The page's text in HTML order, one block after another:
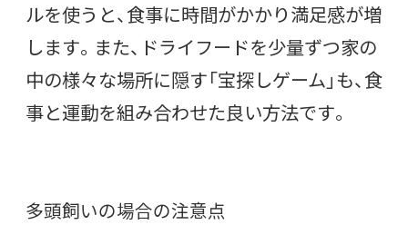
ルを使うと、食事に時間がかかり満足感が増
します。また、ドライフードを少量ずつ家の
中の様々な場所に隠す「宝探しゲーム」も、食
事と運動を組み合わせた良い方法です。
多頭飼いの場合の注意点